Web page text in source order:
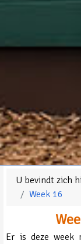
U bevindt zich
Week 16
Er is deze week